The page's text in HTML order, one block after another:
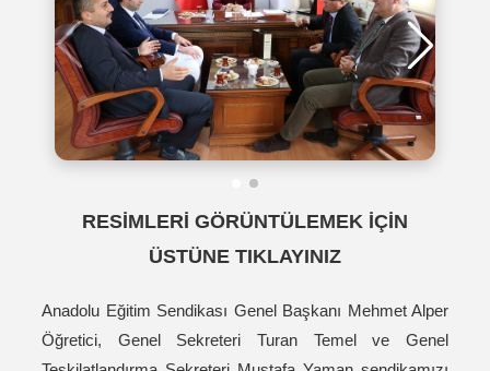
RESİMLERİ GÖRÜNTÜLEMEK İÇİN
ÜSTÜNE TIKLAYINIZ
Anadolu Eğitim Sendikası Genel Başkanı Mehmet Alper
Öğretici, Genel Sekreteri Turan Temel ve Genel